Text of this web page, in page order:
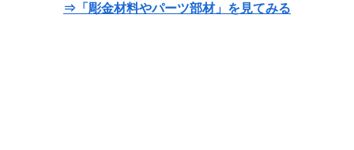
⇒「彫金材料やパーツ部材」を見てみる